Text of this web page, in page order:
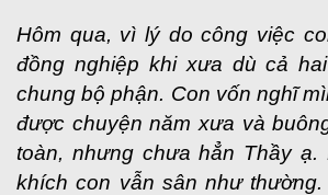
Hôm qua, vì lý do công việc
đồng nghiệp khi xưa dù cả
chung bộ phận. Con vốn nghĩ
được chuyện năm xưa và
toàn, nhưng chưa hẳn Thầy ạ.
khích con vẫn sân như